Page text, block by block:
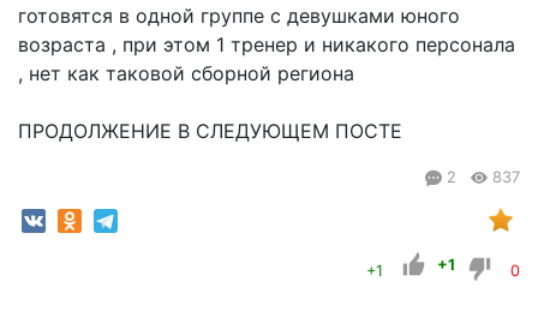
готовятся в одной группе с девушками юного
возраста , при этом 1 тренер и никакого персонала
, нет как таковой сборной региона
ПРОДОЛЖЕНИЕ В СЛЕДУЮЩЕМ ПОСТЕ
2 837
+1 +1 0